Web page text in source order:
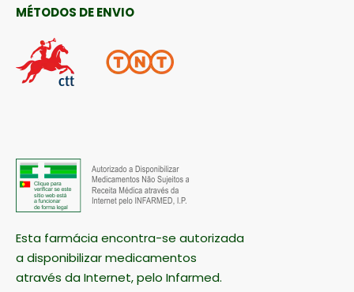
MÉTODOS DE ENVIO
Esta farmácia encontra-se autorizada
a disponibilizar medicamentos
através da Internet, pelo Infarmed.